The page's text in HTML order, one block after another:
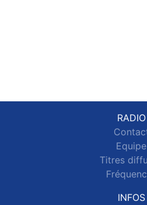
RADIO
Equipe
Titres
INFOS